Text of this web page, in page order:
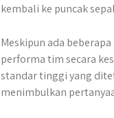
kembali ke puncak
Meskipun ada
performa tim secara
standar tinggi yang
menimbulkan